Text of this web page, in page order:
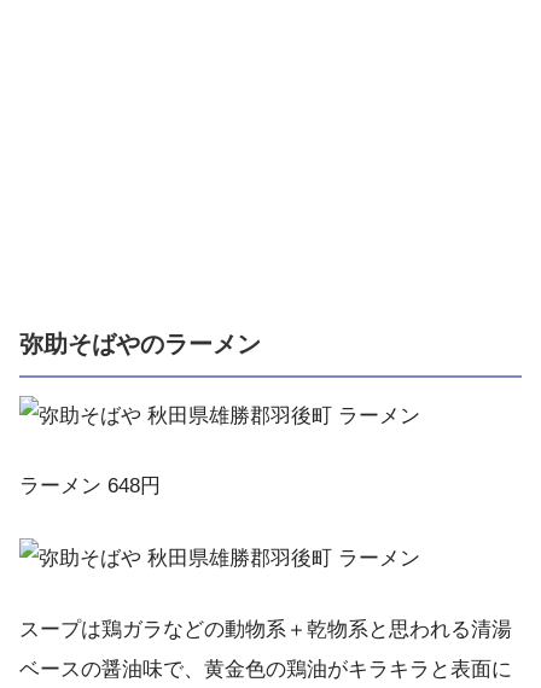
弥助そばやのラーメン
ラーメン 648円
スープは鶏ガラなどの動物系＋乾物系と思われる清湯
ベースの醤油味で、黄金色の鶏油がキラキラと表面に